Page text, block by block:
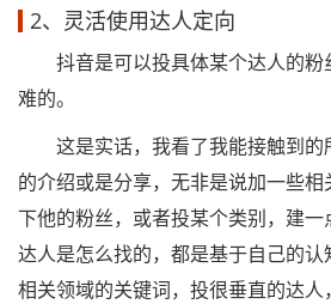
2、灵活使用达人定向
抖音是可以投具体某个达人的粉
难的。
这是实话，我看了我能接触到的
的介绍或是分享，无非是说加一些
下他的粉丝，或者投某个类别，建
达人是怎么找的，都是基于自己的
相关领域的关键词，投很垂直的达